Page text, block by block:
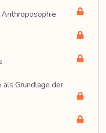
Grundlage der